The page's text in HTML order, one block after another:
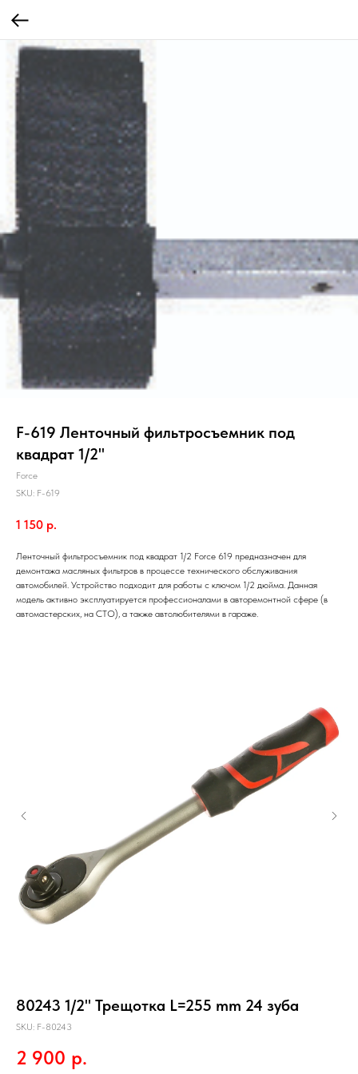
F-619 Ленточный фильтросъемник под
квадрат 1/2"
Force
SKU: F-619
1 150 р.
Ленточный фильтросъемник под квадрат 1/2 Force 619 предназначен для
демонтажа масляных фильтров в процессе технического обслуживания
автомобилей. Устройство подходит для работы с ключом 1/2 дюйма. Данная
модель активно эксплуатируется профессионалами в авторемонтной сфере (в
автомастерских, на СТО), а также автолюбителями в гараже.
80243 1/2" Трещотка L=255 mm 24 зуба
SKU: F-80243
2 900 р.